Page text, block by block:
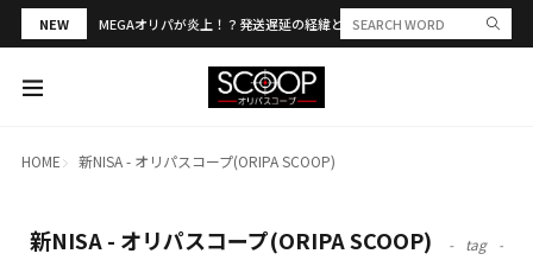
NEW MEGAオリパが炎上！？発送遅延の経緯と評判・当選報告を解説
HOME 新NISA - オリパスコープ(ORIPA SCOOP)
新NISA - オリパスコープ(ORIPA SCOOP) tag